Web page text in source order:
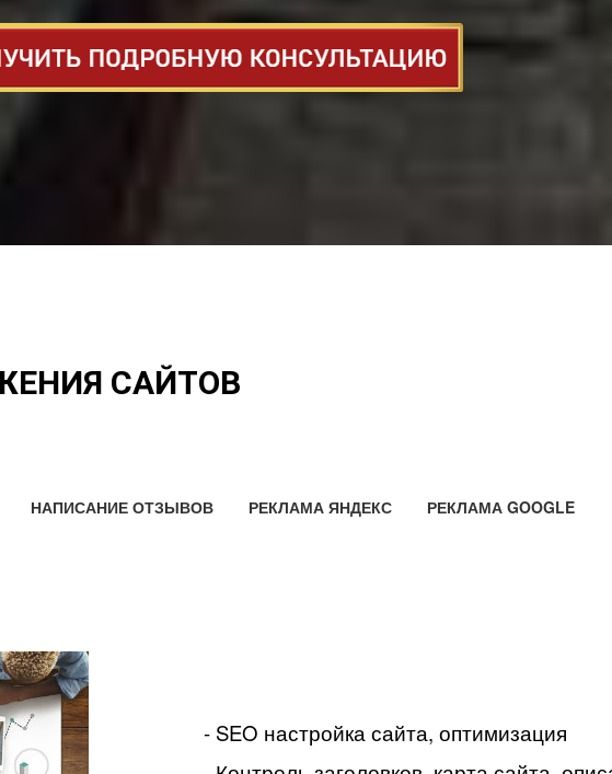
САЙТОВ
НАПИСАНИЕ ОТЗЫВОВ РЕКЛАМА ЯНДЕКС РЕКЛАМА GOOGLE
- SEO настройка сайта, оптимизация